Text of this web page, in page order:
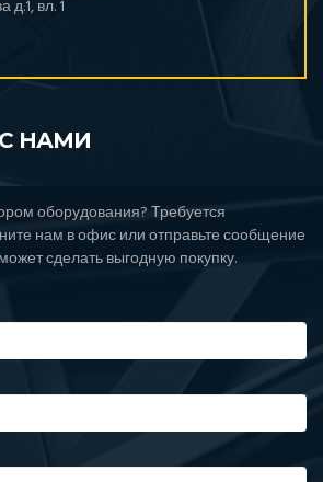
вл. 1
НАМИ
оборудования? Требуется
нам в офис или отправьте сообщение
сделать выгодную покупку.